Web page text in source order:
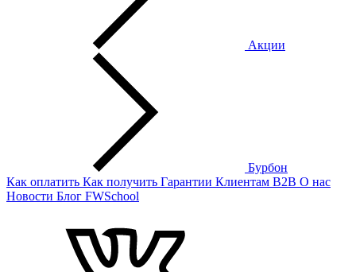
Акции
Бурбон
Как оплатить Как получить Гарантии Клиентам B2B О нас
Новости Блог FWSchool